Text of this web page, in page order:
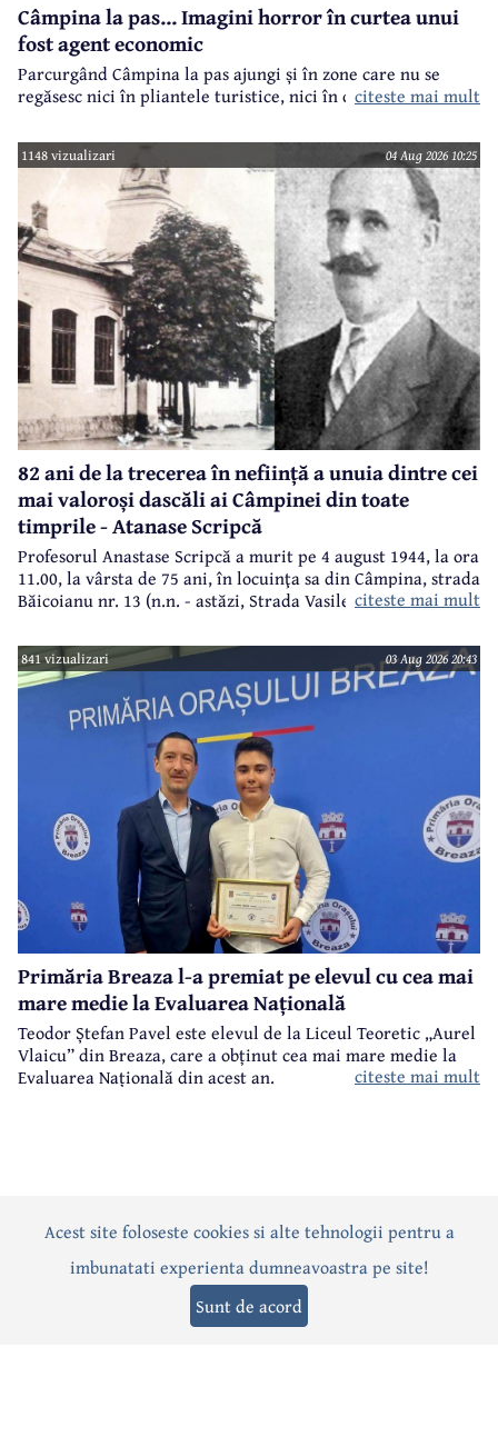
Câmpina la pas... Imagini horror în curtea unui
fost agent economic
Parcurgând Câmpina la pas ajungi și în zone care nu se
regăsesc nici în pliantele turistice, nici în cele.. electorale.
citeste mai mult
1148 vizualizari 04 Aug 2026 10:25
82 ani de la trecerea în neființă a unuia dintre cei
mai valoroși dascăli ai Câmpinei din toate
timprile - Atanase Scripcă
Profesorul Anastase Scripcă a murit pe 4 august 1944, la ora
11.00, la vârsta de 75 ani, în locuinţa sa din Câmpina, strada
Băicoianu nr. 13 (n.n. - astăzi, Strada Vasile Alecsandri).
Ulterior, meşterul popular Nicolae Goage aşează aici, în
memoria sa şi a soţiei, Maria Scripcă, o troiţă din lemn
sculptat,care astăzi, din păcate, nu mai există.
citeste mai mult
841 vizualizari 03 Aug 2026 20:43
Primăria Breaza l-a premiat pe elevul cu cea mai
mare medie la Evaluarea Națională
Teodor Ștefan Pavel este elevul de la Liceul Teoretic „Aurel
Vlaicu” din Breaza, care a obținut cea mai mare medie la
Evaluarea Națională din acest an.
citeste mai mult
ActualitatePoliticăSocialEvenimentInterviuri
Editorial Sport Anunțuri
Acest site foloseste cookies si alte tehnologii pentru a
imbunatati experienta dumneavoastra pe site!
Sunt de acord